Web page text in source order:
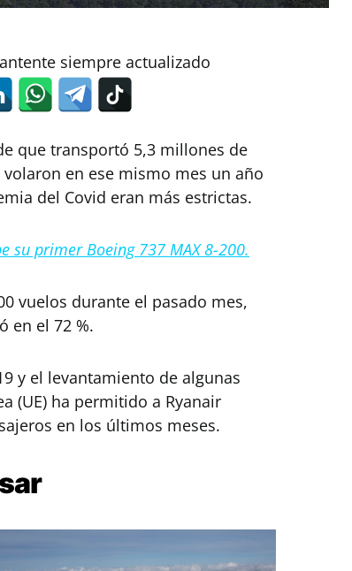
siempre actualizado
que transportó 5,3 millones de
en ese mismo mes un año
del Covid eran más estrictas.
su primer Boeing 737 MAX 8-200.
vuelos durante el pasado mes,
en el 72 %.
y el levantamiento de algunas
(UE) ha permitido a Ryanair
en los últimos meses.